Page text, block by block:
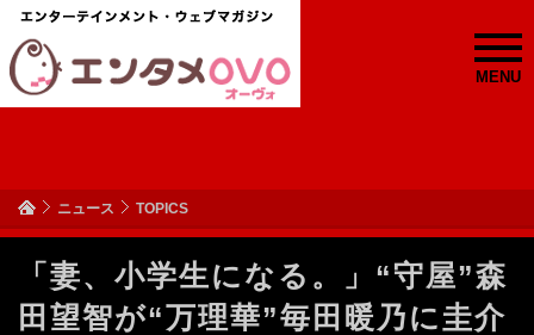
MENU
ニュース TOPICS
「妻、小学生になる。」“守屋”森
田望智が“万理華”毎田暖乃に圭介